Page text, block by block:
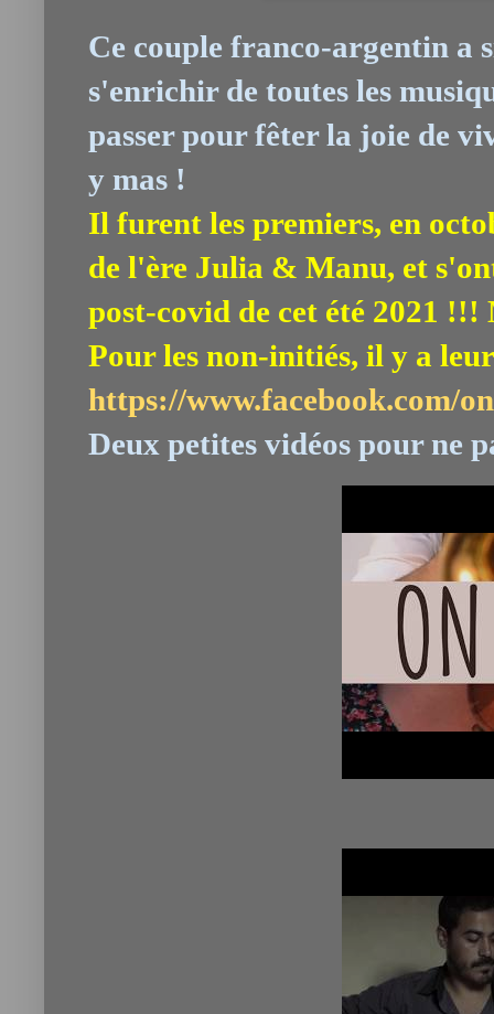
Ce couple franco-argentin a
s'enrichir de toutes les
passer pour fêter la joie de
y mas !
Il furent les premiers, en
de l'ère Julia & Manu, et
post-covid de cet été 2021
Pour les non-initiés, il y a
https://www.facebook.com/
Deux petites vidéos pour ne